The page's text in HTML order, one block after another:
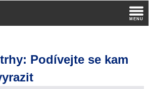
Podívejte se kam